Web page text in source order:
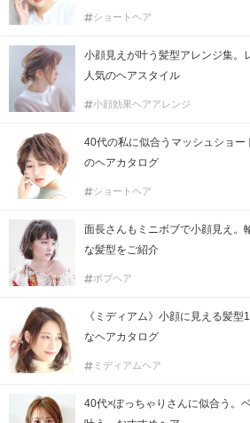
ショートヘア
小顔見えが叶う髪型アレンジ集。
人気のヘアスタイル
小顔効果ヘアアレンジ
40代の私に似合うマッシュショー
のヘアカタログ
ショートヘア
面長さんもミニボブで小顔見え。
な髪型をご紹介
ボブヘア
《ミディアム》小顔に見える髪
なヘアカタログ
ミディアムヘア
40代×ぽっちゃりさんに似合う。